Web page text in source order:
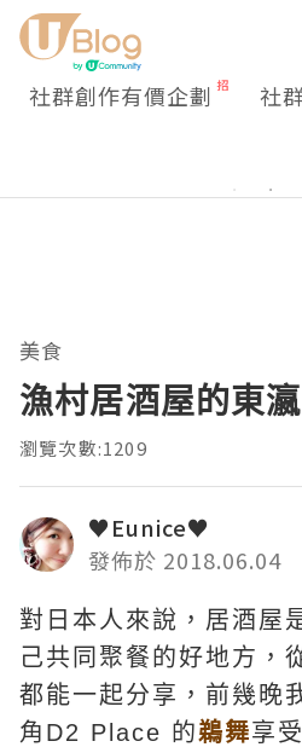
社群創作有價企劃 社
美食
漁村居酒屋的東
瀏覽次數:1209
♥Eunice♥
發佈於 2018.06.04
對日本人來說，居酒屋
己共同聚餐的好地方，
都能一起分享，前幾晚
角D2 Place 的鵜舞享